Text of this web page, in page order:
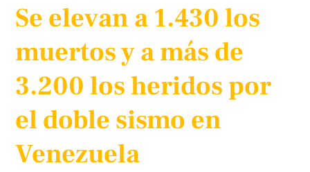
Se elevan a 1.430 los
muertos y a más de
3.200 los heridos por
el doble sismo en
Venezuela